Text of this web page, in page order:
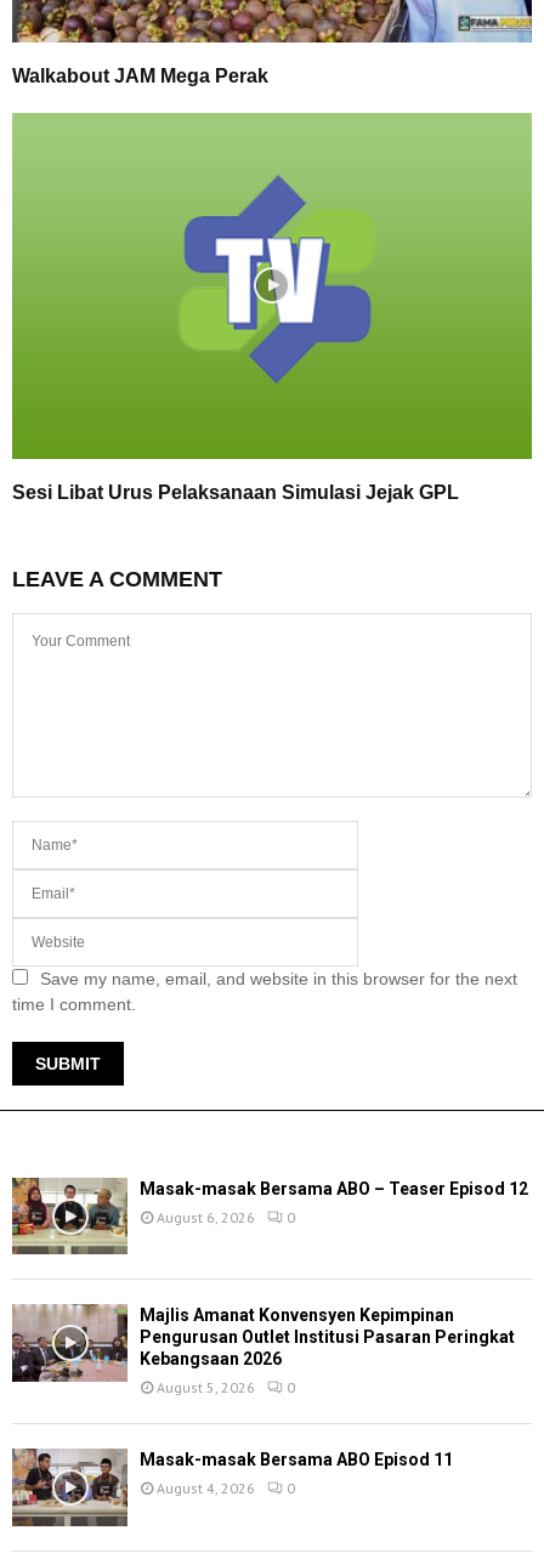
Walkabout JAM Mega Perak
Sesi Libat Urus Pelaksanaan Simulasi Jejak GPL
LEAVE A COMMENT
Save my name, email, and website in this browser for the next
time I comment.
Masak-masak Bersama ABO – Teaser Episod 12
August 6, 2026 0
Majlis Amanat Konvensyen Kepimpinan
Pengurusan Outlet Institusi Pasaran Peringkat
Kebangsaan 2026
August 5, 2026 0
Masak-masak Bersama ABO Episod 11
August 4, 2026 0